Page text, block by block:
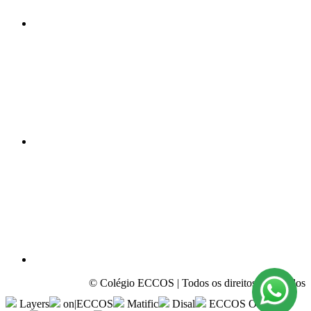
© Colégio ECCOS | Todos os direitos reservados
Layers
on|ECCOS Matific Disal ECCOS Olympic